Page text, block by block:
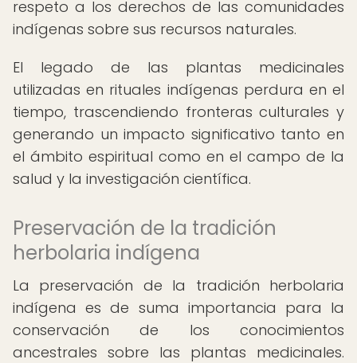
respeto a los derechos de las comunidades
indígenas sobre sus recursos naturales.
El legado de las plantas medicinales
utilizadas en rituales indígenas perdura en el
tiempo, trascendiendo fronteras culturales y
generando un impacto significativo tanto en
el ámbito espiritual como en el campo de la
salud y la investigación científica.
Preservación de la tradición
herbolaria indígena
La preservación de la tradición herbolaria
indígena es de suma importancia para la
conservación de los conocimientos
ancestrales sobre las plantas medicinales.